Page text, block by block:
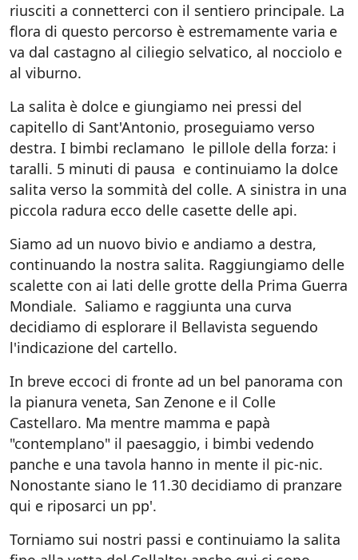
riusciti a connetterci con il sentiero principale. La
flora di questo percorso è estremamente varia e
va dal castagno al ciliegio selvatico, al nocciolo e
al viburno.
La salita è dolce e giungiamo nei pressi del
capitello di Sant'Antonio, proseguiamo verso
destra. I bimbi reclamano le pillole della forza: i
taralli. 5 minuti di pausa e continuiamo la dolce
salita verso la sommità del colle. A sinistra in una
piccola radura ecco delle casette delle api.
Siamo ad un nuovo bivio e andiamo a destra,
continuando la nostra salita. Raggiungiamo delle
scalette con ai lati delle grotte della Prima Guerra
Mondiale. Saliamo e raggiunta una curva
decidiamo di esplorare il Bellavista seguendo
l'indicazione del cartello.
In breve eccoci di fronte ad un bel panorama con
la pianura veneta, San Zenone e il Colle
Castellaro. Ma mentre mamma e papà
"contemplano" il paesaggio, i bimbi vedendo
panche e una tavola hanno in mente il pic-nic.
Nonostante siano le 11.30 decidiamo di pranzare
qui e riposarci un pp'.
Torniamo sui nostri passi e continuiamo la salita